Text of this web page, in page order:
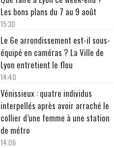
Les bons plans du 7 au 9 août
15:30
Le 6e arrondissement est-il sous-
équipé en caméras ? La Ville de
Lyon entretient le flou
14:40
Vénissieux : quatre individus
interpellés après avoir arraché le
collier d’une femme à une station
de métro
14:06